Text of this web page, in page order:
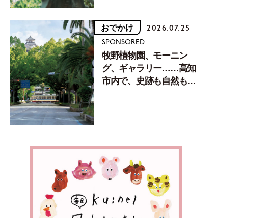
おでかけ 2026.07.25
SPONSORED
牧野植物園、モーニン
グ、ギャラリー……高知
市内で、史跡も自然もグ